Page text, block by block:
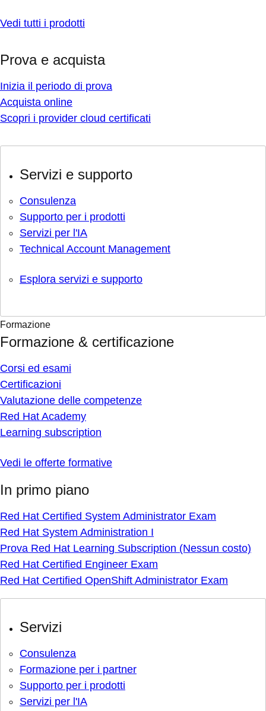
Vedi tutti i prodotti
Prova e acquista
Inizia il periodo di prova
Acquista online
Scopri i provider cloud certificati
Servizi e supporto
Consulenza
Supporto per i prodotti
Servizi per l'IA
Technical Account Management
Esplora servizi e supporto
Formazione
Formazione & certificazione
Corsi ed esami
Certificazioni
Valutazione delle competenze
Red Hat Academy
Learning subscription
Vedi le offerte formative
In primo piano
Red Hat Certified System Administrator Exam
Red Hat System Administration I
Prova Red Hat Learning Subscription (Nessun costo)
Red Hat Certified Engineer Exam
Red Hat Certified OpenShift Administrator Exam
Servizi
Consulenza
Formazione per i partner
Supporto per i prodotti
Servizi per l'IA